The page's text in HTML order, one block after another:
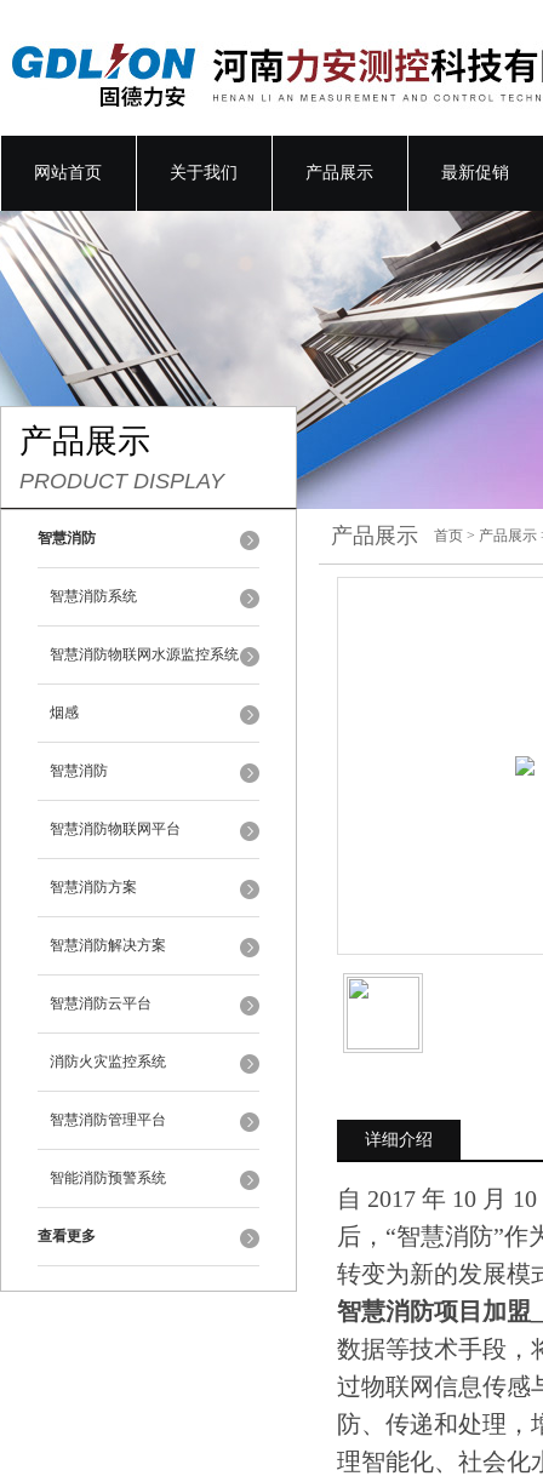
网站首页 关于我们 产品展示 最新促销
产品展示
PRODUCT DISPLAY
智慧消防
智慧消防系统
智慧消防物联网水源监控系统
烟感
智慧消防
智慧消防物联网平台
智慧消防方案
智慧消防解决方案
智慧消防云平台
消防火灾监控系统
智慧消防管理平台
智能消防预警系统
查看更多
产品展示 首页 > 产品展示
详细介绍
自 2017 年 10 月
后，“智慧消防”
转变为新的发展模
智慧消防项目加盟
数据等技术手段，
过物联网信息传感
防、传递和处理，
理智能化、社会化